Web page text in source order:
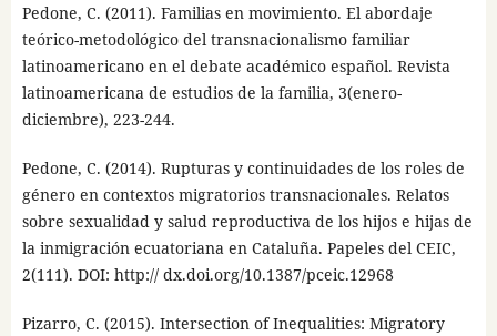
Pedone, C. (2011). Familias en movimiento. El abordaje
teórico-metodológico del transnacionalismo familiar
latinoamericano en el debate académico español. Revista
latinoamericana de estudios de la familia, 3(enero-
diciembre), 223-244.
Pedone, C. (2014). Rupturas y continuidades de los roles de
género en contextos migratorios transnacionales. Relatos
sobre sexualidad y salud reproductiva de los hijos e hijas de
la inmigración ecuatoriana en Cataluña. Papeles del CEIC,
2(111). DOI: http:// dx.doi.org/10.1387/pceic.12968
Pizarro, C. (2015). Intersection of Inequalities: Migratory